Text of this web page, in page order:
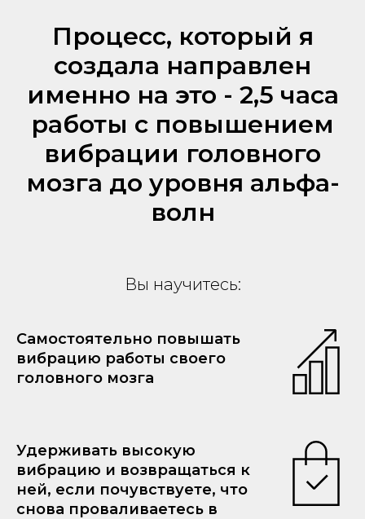
Процесс, который я
создала направлен
именно на это - 2,5 часа
работы с повышением
вибрации головного
мозга до уровня альфа-
волн
Вы научитесь:
Самостоятельно повышать
вибрацию работы своего
головного мозга
Удерживать высокую
вибрацию и возвращаться к
ней, если почувствуете, что
снова проваливаетесь в